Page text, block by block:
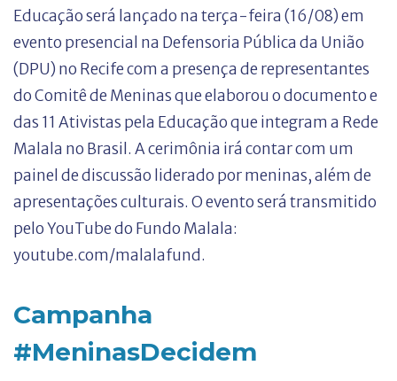
Educação será lançado na terça-feira (16/08) em
evento presencial na Defensoria Pública da União
(DPU) no Recife com a presença de representantes
do Comitê de Meninas que elaborou o documento e
das 11 Ativistas pela Educação que integram a Rede
Malala no Brasil. A cerimônia irá contar com um
painel de discussão liderado por meninas, além de
apresentações culturais. O evento será transmitido
pelo YouTube do Fundo Malala:
youtube.com/malalafund.
Campanha
#MeninasDecidem